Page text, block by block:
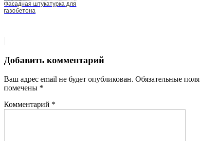
Фасадная штукатурка для
газобетона
Добавить комментарий
Ваш адрес email не будет опубликован. Обязательные поля
помечены *
Комментарий *